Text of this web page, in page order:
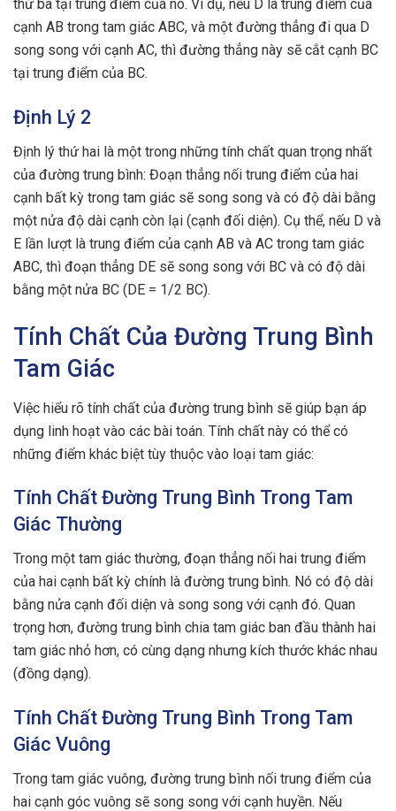
thứ ba tại trung điểm của nó. Ví dụ, nếu D là trung điểm của
cạnh AB trong tam giác ABC, và một đường thẳng đi qua D
song song với cạnh AC, thì đường thẳng này sẽ cắt cạnh BC
tại trung điểm của BC.
Định Lý 2
Định lý thứ hai là một trong những tính chất quan trọng nhất
của đường trung bình: Đoạn thẳng nối trung điểm của hai
cạnh bất kỳ trong tam giác sẽ song song và có độ dài bằng
một nửa độ dài cạnh còn lại (cạnh đối diện). Cụ thể, nếu D và
E lần lượt là trung điểm của cạnh AB và AC trong tam giác
ABC, thì đoạn thẳng DE sẽ song song với BC và có độ dài
bằng một nửa BC (DE = 1/2 BC).
Tính Chất Của Đường Trung Bình
Tam Giác
Việc hiểu rõ tính chất của đường trung bình sẽ giúp bạn áp
dụng linh hoạt vào các bài toán. Tính chất này có thể có
những điểm khác biệt tùy thuộc vào loại tam giác:
Tính Chất Đường Trung Bình Trong Tam
Giác Thường
Trong một tam giác thường, đoạn thẳng nối hai trung điểm
của hai cạnh bất kỳ chính là đường trung bình. Nó có độ dài
bằng nửa cạnh đối diện và song song với cạnh đó. Quan
trọng hơn, đường trung bình chia tam giác ban đầu thành hai
tam giác nhỏ hơn, có cùng dạng nhưng kích thước khác nhau
(đồng dạng).
Tính Chất Đường Trung Bình Trong Tam
Giác Vuông
Trong tam giác vuông, đường trung bình nối trung điểm của
hai cạnh góc vuông sẽ song song với cạnh huyền. Nếu